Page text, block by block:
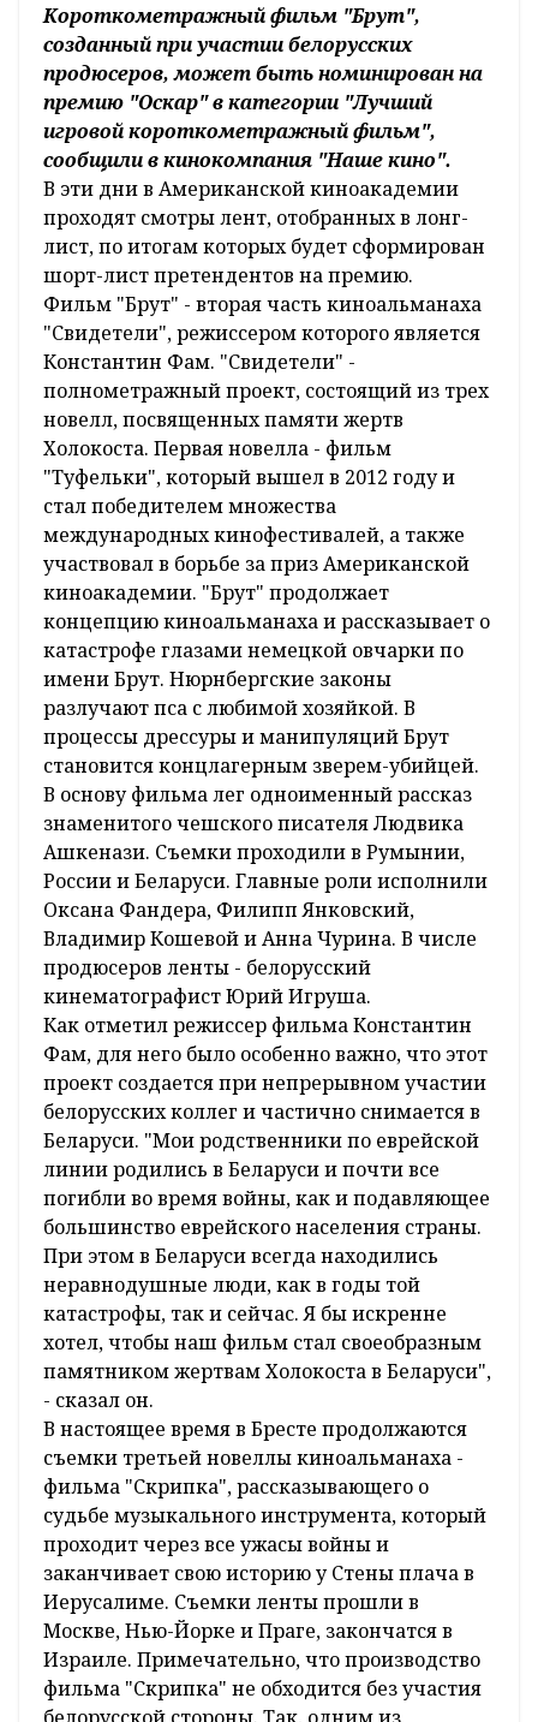
Короткометражный фильм "Брут",
созданный при участии белорусских
продюсеров, может быть номинирован на
премию "Оскар" в категории "Лучший
игровой короткометражный фильм",
сообщили в кинокомпания "Наше кино".
В эти дни в Американской киноакадемии
проходят смотры лент, отобранных в лонг-
лист, по итогам которых будет сформирован
шорт-лист претендентов на премию.
Фильм "Брут" - вторая часть киноальманаха
"Свидетели", режиссером которого является
Константин Фам. "Свидетели" -
полнометражный проект, состоящий из трех
новелл, посвященных памяти жертв
Холокоста. Первая новелла - фильм
"Туфельки", который вышел в 2012 году и
стал победителем множества
международных кинофестивалей, а также
участвовал в борьбе за приз Американской
киноакадемии. "Брут" продолжает
концепцию киноальманаха и рассказывает о
катастрофе глазами немецкой овчарки по
имени Брут. Нюрнбергские законы
разлучают пса с любимой хозяйкой. В
процессы дрессуры и манипуляций Брут
становится концлагерным зверем-убийцей.
В основу фильма лег одноименный рассказ
знаменитого чешского писателя Людвика
Ашкенази. Съемки проходили в Румынии,
России и Беларуси. Главные роли исполнили
Оксана Фандера, Филипп Янковский,
Владимир Кошевой и Анна Чурина. В числе
продюсеров ленты - белорусский
кинематографист Юрий Игруша.
Как отметил режиссер фильма Константин
Фам, для него было особенно важно, что этот
проект создается при непрерывном участии
белорусских коллег и частично снимается в
Беларуси. "Мои родственники по еврейской
линии родились в Беларуси и почти все
погибли во время войны, как и подавляющее
большинство еврейского населения страны.
При этом в Беларуси всегда находились
неравнодушные люди, как в годы той
катастрофы, так и сейчас. Я бы искренне
хотел, чтобы наш фильм стал своеобразным
памятником жертвам Холокоста в Беларуси",
- сказал он.
В настоящее время в Бресте продолжаются
съемки третьей новеллы киноальманаха -
фильма "Скрипка", рассказывающего о
судьбе музыкального инструмента, который
проходит через все ужасы войны и
заканчивает свою историю у Стены плача в
Иерусалиме. Съемки ленты прошли в
Москве, Нью-Йорке и Праге, закончатся в
Израиле. Примечательно, что производство
фильма "Скрипка" не обходится без участия